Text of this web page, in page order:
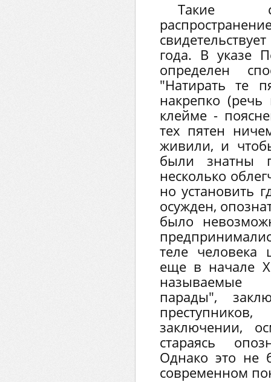
Такие
года. В указе
определен
"Натирать те
накрепко
клейме -
тех пятен
живили, и
были знатны
несколько
но установить
осужден,
было
теле
еще в начале
называемые
парады",
заключении,
стараясь
Однако это не
современном